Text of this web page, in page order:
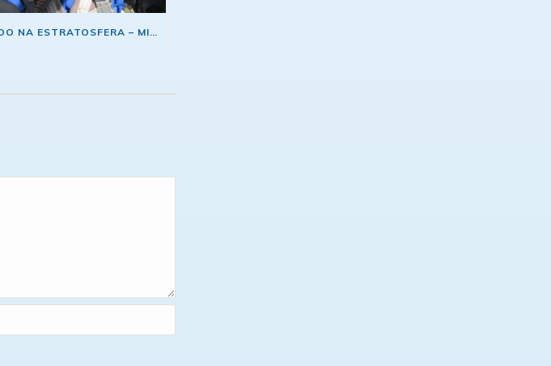
VOO NA ESTRATOSFERA – MIG-29